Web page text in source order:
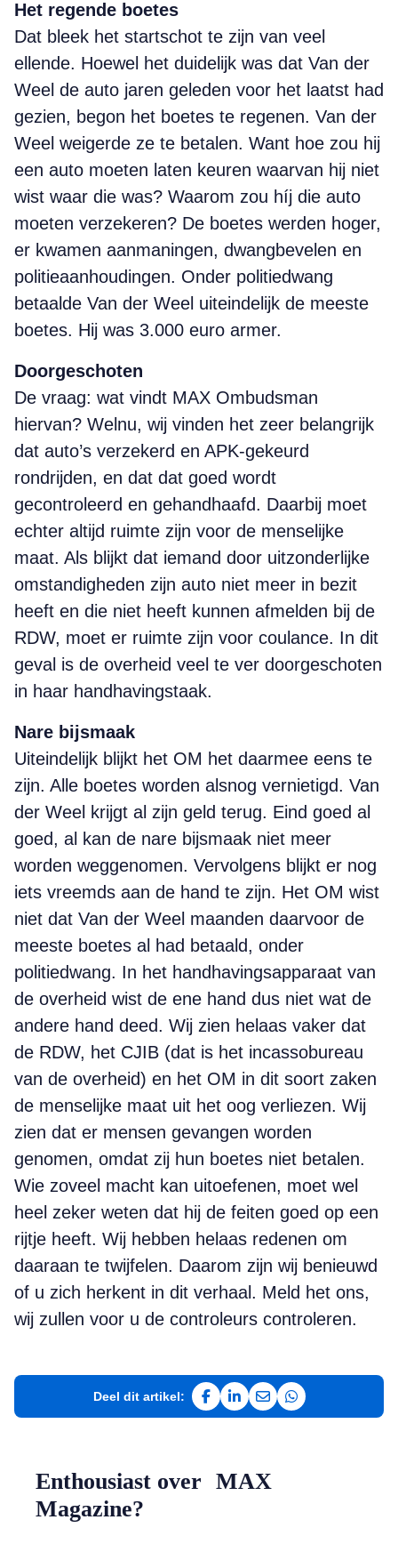
Het regende boetes
Dat bleek het startschot te zijn van veel
ellende. Hoewel het duidelijk was dat Van der
Weel de auto jaren geleden voor het laatst had
gezien, begon het boetes te regenen. Van der
Weel weigerde ze te betalen. Want hoe zou hij
een auto moeten laten keuren waarvan hij niet
wist waar die was? Waarom zou híj die auto
moeten verzekeren? De boetes werden hoger,
er kwamen aanmaningen, dwangbevelen en
politieaanhoudingen. Onder politiedwang
betaalde Van der Weel uiteindelijk de meeste
boetes. Hij was 3.000 euro armer.
Doorgeschoten
De vraag: wat vindt MAX Ombudsman
hiervan? Welnu, wij vinden het zeer belangrijk
dat auto’s verzekerd en APK-gekeurd
rondrijden, en dat dat goed wordt
gecontroleerd en gehandhaafd. Daarbij moet
echter altijd ruimte zijn voor de menselijke
maat. Als blijkt dat iemand door uitzonderlijke
omstandigheden zijn auto niet meer in bezit
heeft en die niet heeft kunnen afmelden bij de
RDW, moet er ruimte zijn voor coulance. In dit
geval is de overheid veel te ver doorgeschoten
in haar handhavingstaak.
Nare bijsmaak
Uiteindelijk blijkt het OM het daarmee eens te
zijn. Alle boetes worden alsnog vernietigd. Van
der Weel krijgt al zijn geld terug. Eind goed al
goed, al kan de nare bijsmaak niet meer
worden weggenomen. Vervolgens blijkt er nog
iets vreemds aan de hand te zijn. Het OM wist
niet dat Van der Weel maanden daarvoor de
meeste boetes al had betaald, onder
politiedwang. In het handhavingsapparaat van
de overheid wist de ene hand dus niet wat de
andere hand deed. Wij zien helaas vaker dat
de RDW, het CJIB (dat is het incassobureau
van de overheid) en het OM in dit soort zaken
de menselijke maat uit het oog verliezen. Wij
zien dat er mensen gevangen worden
genomen, omdat zij hun boetes niet betalen.
Wie zoveel macht kan uitoefenen, moet wel
heel zeker weten dat hij de feiten goed op een
rijtje heeft. Wij hebben helaas redenen om
daaraan te twijfelen. Daarom zijn wij benieuwd
of u zich herkent in dit verhaal. Meld het ons,
wij zullen voor u de controleurs controleren.
Deel dit artikel:
Deel op Facebook
Deel op LinkedIn
Deel via e-mail
Deel via
Enthousiast over MAX
Magazine?